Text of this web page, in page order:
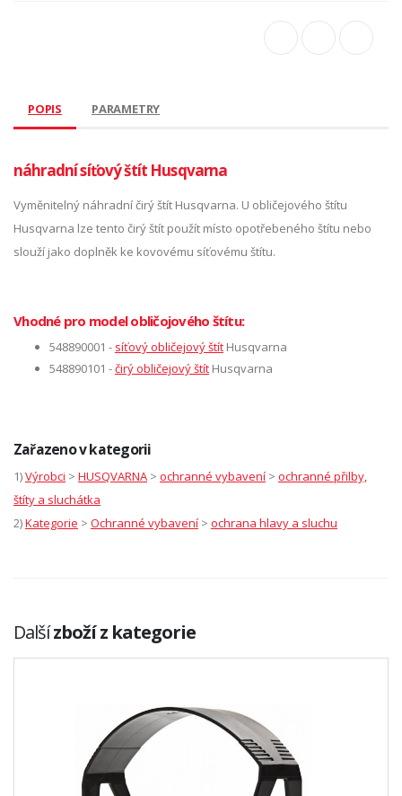
POPIS PARAMETRY
náhradní síťový štít Husqvarna
Vyměnitelný náhradní čirý štít Husqvarna. U obličejového štítu
Husqvarna lze tento čirý štít použít místo opotřebeného štítu nebo
slouží jako doplněk ke kovovému síťovému štítu.
Vhodné pro model obličojového štítu:
548890001 - síťový obličejový štít Husqvarna
548890101 -čirý obličejový štít Husqvarna
Zařazeno v kategorii
1)Výrobci > HUSQVARNA > ochranné vybavení > ochranné přilby,
štíty a sluchátka
2)Kategorie > Ochranné vybavení > ochrana hlavy a sluchu
Dalšízboží z kategorie